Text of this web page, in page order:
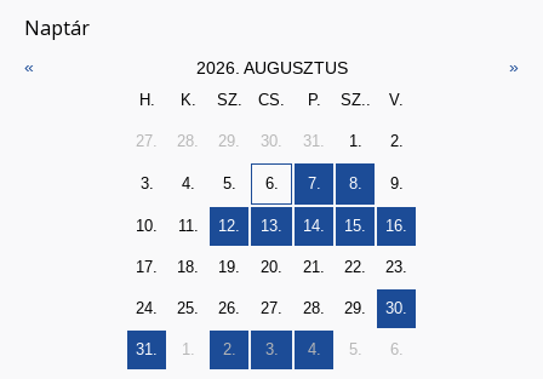
Naptár
« 2026. AUGUSZTUS »
H. K. SZ. CS. P. SZ.. V.
27. 28. 29. 30. 31. 1. 2.
3. 4. 5. 6. 7. 8. 9.
10. 11. 12. 13. 14. 15. 16.
17. 18. 19. 20. 21. 22. 23.
24. 25. 26. 27. 28. 29. 30.
31. 1. 2. 3. 4. 5. 6.